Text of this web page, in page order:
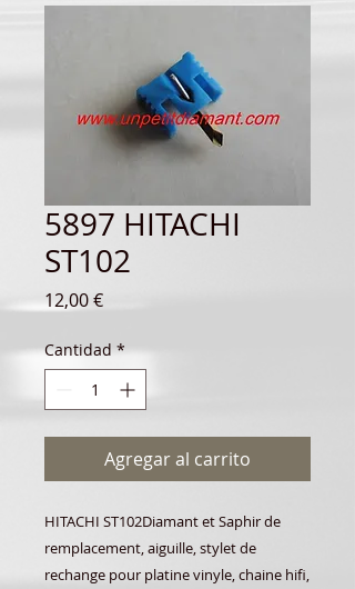
5897 HITACHI
ST102
12,00 €Precio
Cantidad *
Agregar al carrito
HITACHI ST102Diamant et Saphir de
remplacement, aiguille, stylet de
rechange pour platine vinyle, chaine hifi,